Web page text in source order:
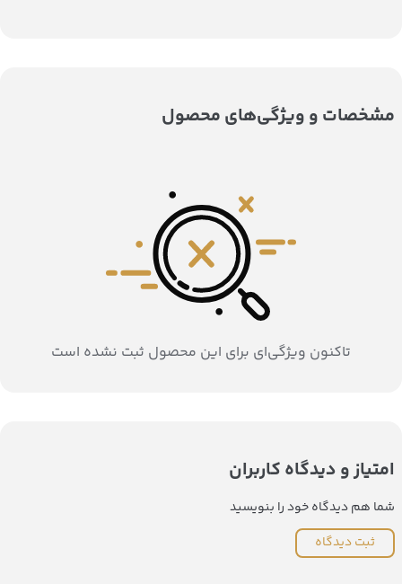
مشخصات و ویژگی‌های محصول
تاکنون ویژگی‌ای برای این محصول ثبت نشده است
امتیاز و دیدگاه کاربران
شما هم دیدگاه خود را بنویسید
ثبت دیدگاه